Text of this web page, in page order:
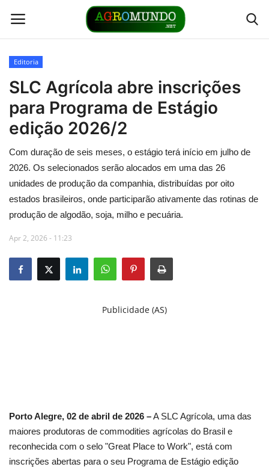
Home
Contato
Direto da Fonte
Youtubers
Podcasts
Culturas
Editoria
SLC Agrícola abre inscrições
para Programa de Estágio
edição 2026/2
Com duração de seis meses, o estágio terá início em julho de
2026. Os selecionados serão alocados em uma das 26
unidades de produção da companhia, distribuídas por oito
estados brasileiros, onde participarão ativamente das rotinas de
produção de algodão, soja, milho e pecuária.
Apr 2, 2026 - 11:23
Publicidade (AS)
Porto Alegre, 02 de abril de 2026 –A SLC Agrícola, uma das
maiores produtoras de commodities agrícolas do Brasil e
reconhecida com o selo "Great Place to Work", está com
inscrições abertas para o seu Programa de Estágio edição